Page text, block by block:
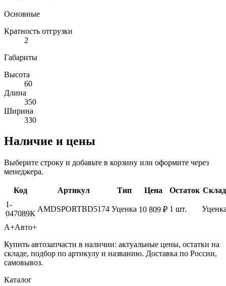
Основные
Кратность отгрузки
2
Габариты
Высота
60
Длина
350
Ширина
330
Наличие и цены
Выберите строку и добавьте в корзину или оформите через
менеджера.
Код Артикул Тип Цена Остаток Склад
1-
047089К
AMDSPORTBD5174 Уценка 10 809 ₽ 1 шт.
А+Авто+
Купить автозапчасти в наличии: актуальные цены, остатки на
складе, подбор по артикулу и названию. Доставка по России,
самовывоз.
Каталог